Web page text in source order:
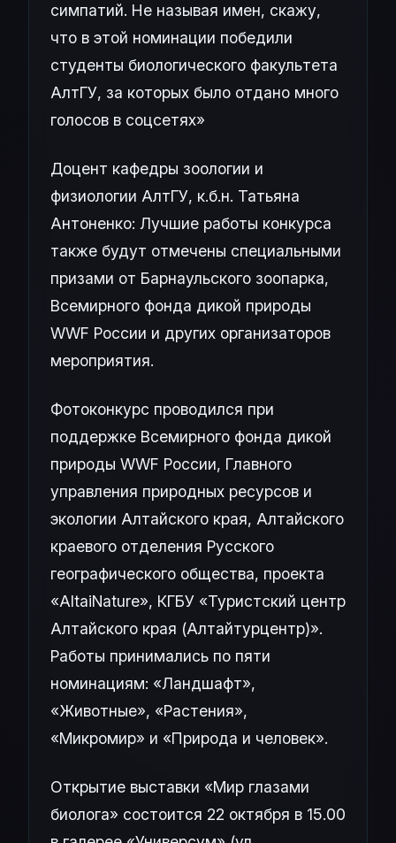
симпатий. Не называя имен, скажу,
что в этой номинации победили
студенты биологического факультета
АлтГУ, за которых было отдано много
голосов в соцсетях»
Доцент кафедры зоологии и
физиологии АлтГУ, к.б.н. Татьяна
Антоненко: Лучшие работы конкурса
также будут отмечены специальными
призами от Барнаульского зоопарка,
Всемирного фонда дикой природы
WWF России и других организаторов
мероприятия.
Фотоконкурс проводился при
поддержке Всемирного фонда дикой
природы WWF России, Главного
управления природных ресурсов и
экологии Алтайского края, Алтайского
краевого отделения Русского
географического общества, проекта
«AltaiNature», КГБУ «Туристский центр
Алтайского края (Алтайтурцентр)».
Работы принимались по пяти
номинациям: «Ландшафт»,
«Животные», «Растения»,
«Микромир» и «Природа и человек».
Открытие выставки «Мир глазами
биолога» состоится 22 октября в 15.00